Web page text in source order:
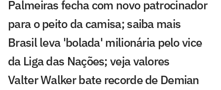
Palmeiras fecha com novo patrocinador
para o peito da camisa; saiba mais
Brasil leva 'bolada' milionária pelo vice
da Liga das Nações; veja valores
Valter Walker bate recorde de Demian